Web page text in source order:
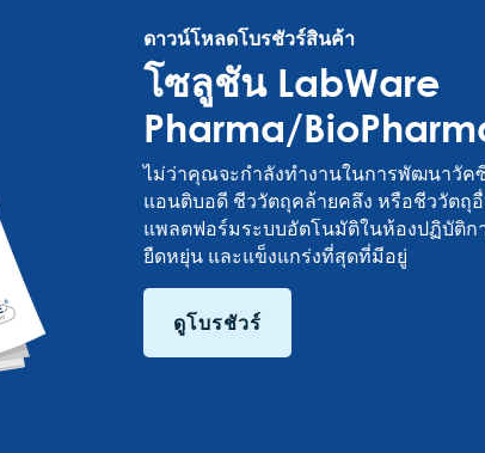
ดาวน์โหลดโบรชัวร์สินค้า
โซลูชัน LabWare
Pharma/
ไม่ว่าคุณจะกำลังทำงานในการพัฒนาวัค
แอนติบอดี ชีววัตถุคล้ายคลึง หรือชีววัตถุ
แพลตฟอร์มระบบอัตโนมัติในห้องปฏิบัติ
ยืดหยุ่น และแข็งแกร่งที่สุดที่มีอยู่
ดูโบรชัวร์